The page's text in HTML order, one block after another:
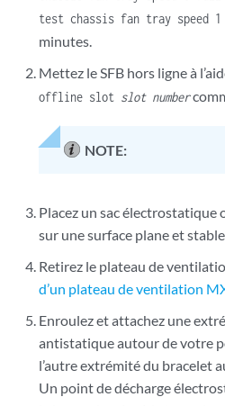
test chassis fan tray speed
minutes.
Mettez le SFB hors ligne à
offline slot slot number
NOTE:
Placez un sac
sur une surface plane et
Retirez le plateau de
d’un plateau de ventilation
Enroulez et attachez une
antistatique autour de votre
l’autre extrémité du bracelet
Un point de décharge